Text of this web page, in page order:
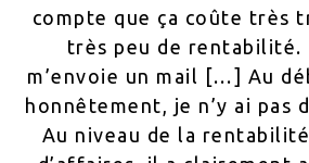
compte que ça coûte très
très peu de
m’envoie un mail […] Au
honnêtement, je n’y ai
Au niveau de la